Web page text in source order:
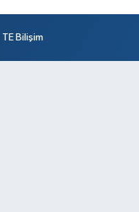
TE Bilişim